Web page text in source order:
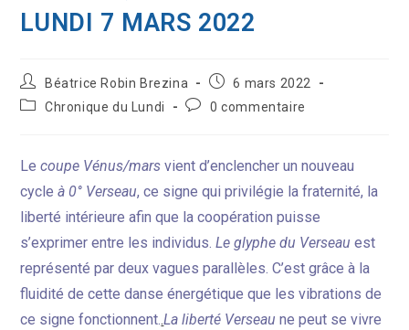
LUNDI 7 MARS 2022
Auteur/autrice
de
la
Béatrice Robin Brezina
Publication
6 mars 2022
PostChronique du Lundi
Commentaires
0 commentaire
Lecoupe Vénus/mars vient d’enclencher un nouveau
cycle à 0° Verseau, ce signe qui privilégie la fraternité, la
liberté intérieure afin que la coopération puisse
s’exprimer entre les individus.Le glyphe du Verseau est
représenté par deux vagues parallèles.C’est grâce à la
fluidité de cette danse énergétique que les vibrations de
ce signe fonctionnent..La liberté Verseau ne peut se vivre